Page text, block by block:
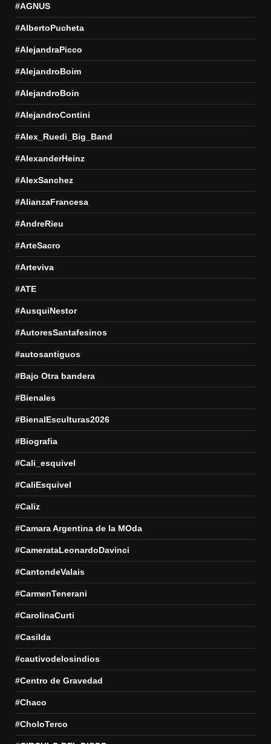
#AGNUS
#AlbertoPucheta
#AlejandraPicco
#AlejandroBoim
#AlejandroBoin
#AlejandroContini
#Alex_Ruedi_Big_Band
#AlexanderHeinz
#AlexSanchez
#AlianzaFrancesa
#AndreRieu
#ArteSacro
#Arteviva
#ATE
#AusquiNestor
#AutoresSantafesinos
#autosantiguos
#Bajo Otra bandera
#Bienales
#BienalEsculturas2026
#Biografia
#Cali_esquivel
#CaliEsquivel
#Caliz
#Camara Argentina de la MOda
#CamerataLeonardoDavinci
#CantondeValais
#CarmenTenerani
#CarolinaCurti
#Casilda
#cautivodelosindios
#Centro de Gravedad
#Chaco
#CholoTerco